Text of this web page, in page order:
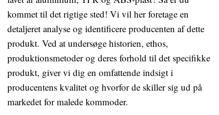
kommet til det rigtige sted! Vi vil her foretage en
detaljeret analyse og identificere producenten af dette
produkt. Ved at undersøge historien, ethos,
produktionsmetoder og deres forhold til det specifikke
produkt, giver vi dig en omfattende indsigt i
producentens kvalitet og hvorfor de skiller sig ud på
markedet for malede kommoder.